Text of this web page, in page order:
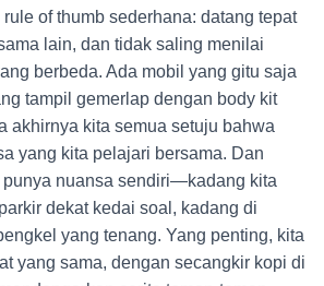
of thumb sederhana: datang tepat
lain, dan tidak saling menilai
berbeda. Ada mobil yang gitu saja
tampil gemerlap dengan body kit
akhirnya kita semua setuju bahwa
yang kita pelajari bersama. Dan
punya nuansa sendiri—kadang kita
dekat kedai soal, kadang di
yang tenang. Yang penting, kita
yang sama, dengan secangkir kopi di